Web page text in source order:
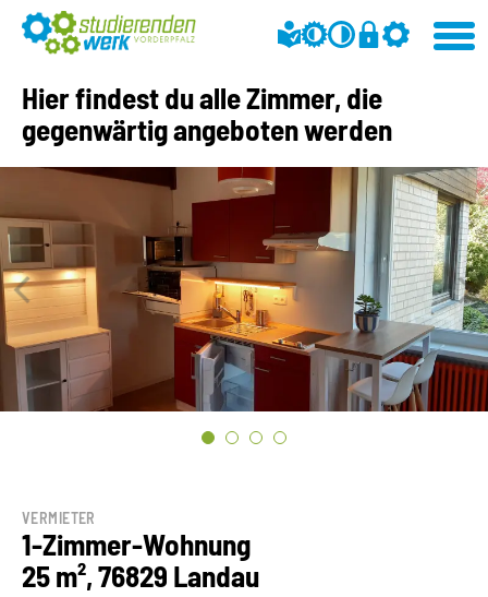
Hier findest du alle Zimmer, die
gegenwärtig angeboten werden
VERMIETER
1-Zimmer-Wohnung
25 m², 76829 Landau